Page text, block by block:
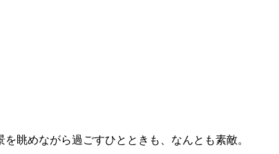
眺めながら過ごすひとときも、なんとも素敵。